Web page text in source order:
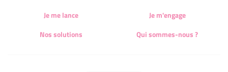
Je me lance
Je m'engage
Nos solutions
Qui sommes-nous ?